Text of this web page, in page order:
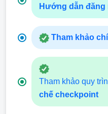
Hướng dẫn
Tham khảo
Tham khảo quy
chế checkpoint